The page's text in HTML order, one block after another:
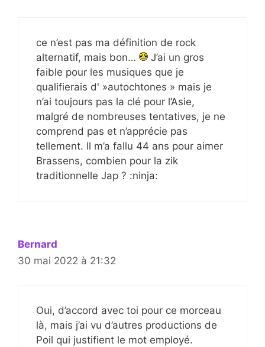
ce n’est pas ma définition de rock
alternatif, mais bon…
J’ai un gros
faible pour les musiques que je
qualifierais d' »autochtones » mais je
n’ai toujours pas la clé pour l’Asie,
malgré de nombreuses tentatives, je ne
comprend pas et n’apprécie pas
tellement. Il m’a fallu 44 ans pour aimer
Brassens, combien pour la zik
traditionnelle Jap ? :ninja:
Bernard
30 mai 2022 à 21:32
Oui, d’accord avec toi pour ce morceau
là, mais j’ai vu d’autres productions de
Poil qui justifient le mot employé.